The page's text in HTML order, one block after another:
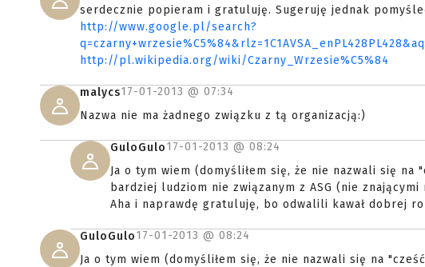
serdecznie popieram i gratuluję. Sugeruję jednak
http://www.google.pl/search?
http://pl.wikipedia.org/wiki/Czarny_Wrzesie%C5%84
malycs17-01-2013 @ 07:34
Nazwa nie ma żadnego związku z tą organizacją:)
GuloGulo17-01-2013 @ 08:24
Ja o tym wiem (domyśliłem się, że nie nazwali się
bardziej ludziom nie związanym z ASG (nie
Aha i naprawdę gratuluję, bo odwalili kawał dobrej
GuloGulo17-01-2013 @ 08:24
Ja o tym wiem (domyśliłem się, że nie nazwali się na